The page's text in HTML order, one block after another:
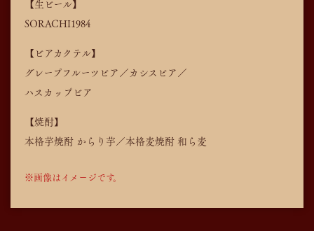
【生ビール】
SORACHI1984
【ビアカクテル】
グレープフルーツビア／カシスビア／
ハスカップビア
【焼酎】
本格芋焼酎 からり芋／本格麦焼酎 和ら麦
※画像はイメージです。